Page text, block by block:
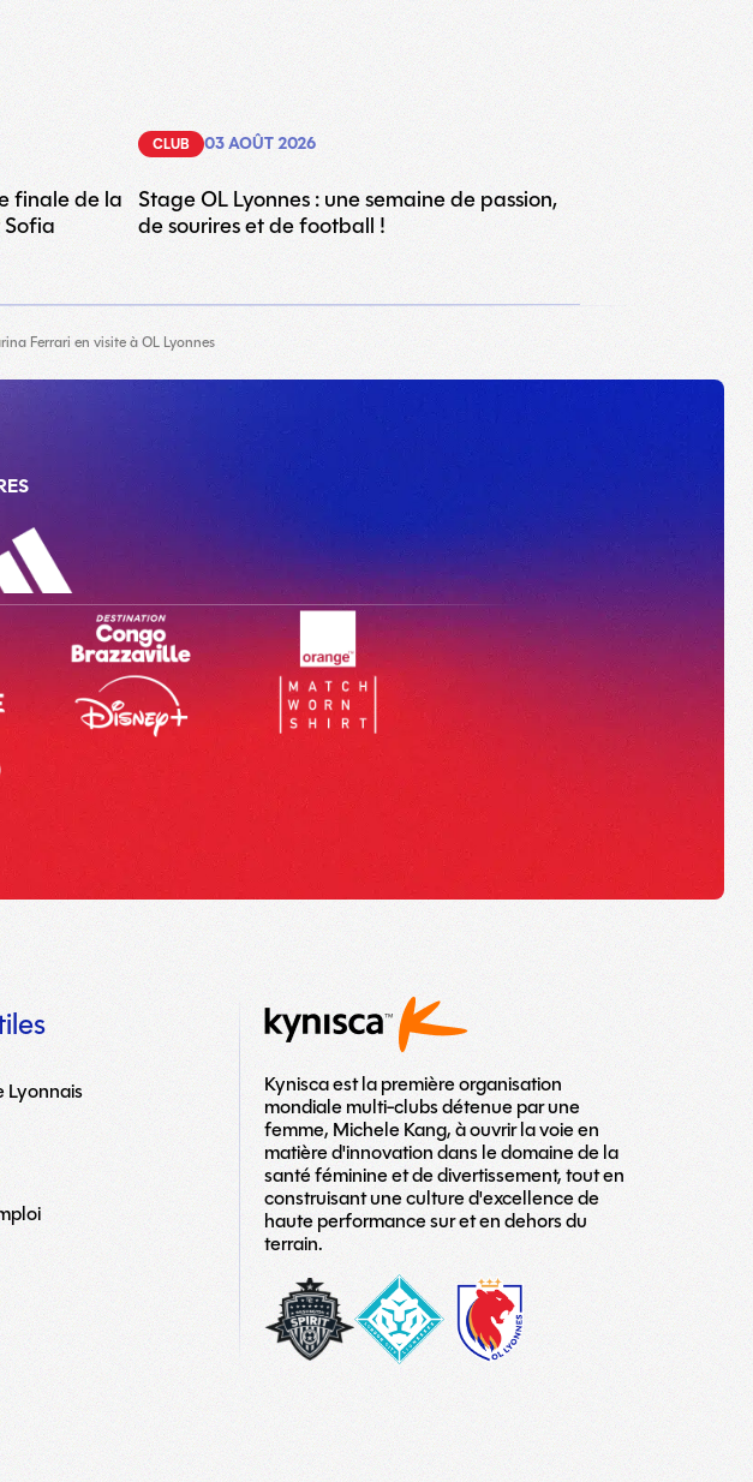
finale de la
CLUB 03 AOÛT 2026
Stage OL Lyonnes : une semaine de passion,
de sourires et de football !
Ferrari en visite à OL Lyonnes
Lyonnais
Kynisca est la première organisation
mondiale multi-clubs détenue par une
femme, Michele Kang, à ouvrir la voie en
matière d'innovation dans le domaine de la
santé féminine et de divertissement, tout en
construisant une culture d'excellence de
haute performance sur et en dehors du
terrain.
washington-
spirit
London_City_Lionesses_Logo_#1-
copy
LOGO
TEAM